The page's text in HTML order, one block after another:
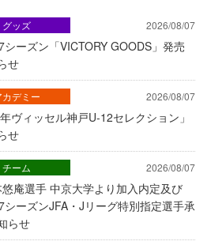
2026/08/07
シーズン「VICTORY GOODS」発売
せ
グッズ
2026/08/07
年ヴィッセル神戸U-12セレクション」
せ
カデミー
2026/08/07
庵選手 中京大学より加入内定及び
シーズンJFA・Jリーグ特別指定選手承
らせ
チーム